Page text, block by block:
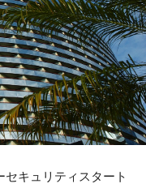
キュリティスタート